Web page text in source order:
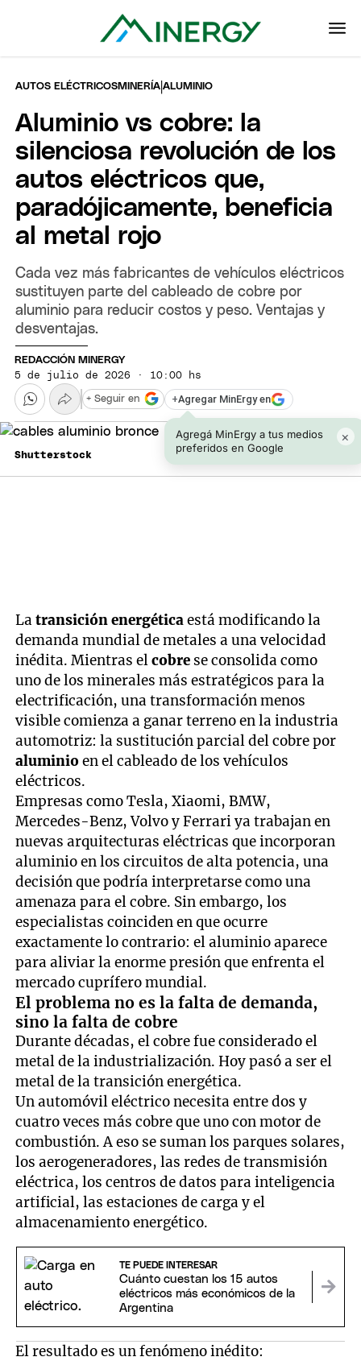
AUTOS ELÉCTRICOSMINERÍA |ALUMINIO
Aluminio vs cobre: la
silenciosa revolución de los
autos eléctricos que,
paradójicamente, beneficia
al metal rojo
Cada vez más fabricantes de vehículos eléctricos
sustituyen parte del cableado de cobre por
aluminio para reducir costos y peso. Ventajas y
desventajas.
REDACCIÓN MINERGY
5 de julio de 2026 · 10:00 hs
+Agregar MinErgy en
Agregá MinErgy a tus medios
preferidos en Google
×
+ Seguir en
Shutterstock
Latransición energéticaestá modificando la
demanda mundial de metales a una velocidad
inédita. Mientras elcobre se consolida como
uno de los minerales más estratégicos para la
electrificación, una transformación menos
visible comienza a ganar terreno en la industria
automotriz: la sustitución parcial del cobre por
aluminioen el cableado de los vehículos
eléctricos.
Empresas como Tesla, Xiaomi, BMW,
Mercedes-Benz, Volvo y Ferrari ya trabajan en
nuevas arquitecturas eléctricas que incorporan
aluminio en los circuitos de alta potencia, una
decisión que podría interpretarse como una
amenaza para el cobre. Sin embargo, los
especialistas coinciden en que ocurre
exactamente lo contrario: el aluminio aparece
para aliviar la enorme presión que enfrenta el
mercado cuprífero mundial.
El problema no es la falta de demanda,
sino la falta de cobre
Durante décadas, el cobre fue considerado el
metal de la industrialización. Hoy pasó a ser el
metal de la transición energética.
Un automóvil eléctrico necesita entre dos y
cuatro veces más cobre que uno con motor de
combustión. A eso se suman los parques solares,
los aerogeneradores, las redes de transmisión
eléctrica, los centros de datos para inteligencia
artificial, las estaciones de carga y el
almacenamiento energético.
TE PUEDE INTERESAR
Cuánto cuestan los 15 autos
eléctricos más económicos de la
Argentina
El resultado es un fenómeno inédito: